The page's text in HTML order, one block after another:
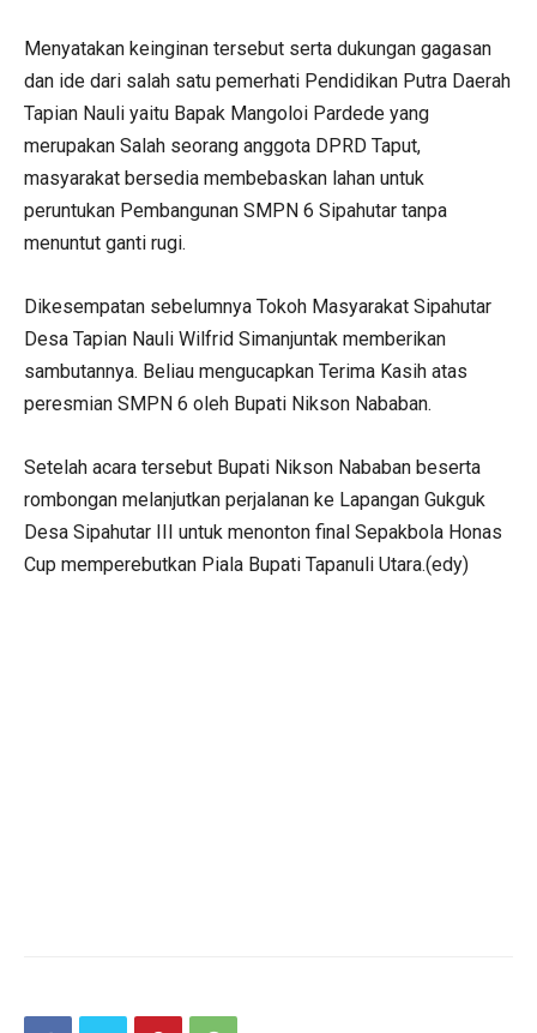
Menyatakan keinginan tersebut serta dukungan gagasan
dan ide dari salah satu pemerhati Pendidikan Putra Daerah
Tapian Nauli yaitu Bapak Mangoloi Pardede yang
merupakan Salah seorang anggota DPRD Taput,
masyarakat bersedia membebaskan lahan untuk
peruntukan Pembangunan SMPN 6 Sipahutar tanpa
menuntut ganti rugi.
Dikesempatan sebelumnya Tokoh Masyarakat Sipahutar
Desa Tapian Nauli Wilfrid Simanjuntak memberikan
sambutannya. Beliau mengucapkan Terima Kasih atas
peresmian SMPN 6 oleh Bupati Nikson Nababan.
Setelah acara tersebut Bupati Nikson Nababan beserta
rombongan melanjutkan perjalanan ke Lapangan Gukguk
Desa Sipahutar III untuk menonton final Sepakbola Honas
Cup memperebutkan Piala Bupati Tapanuli Utara.(edy)